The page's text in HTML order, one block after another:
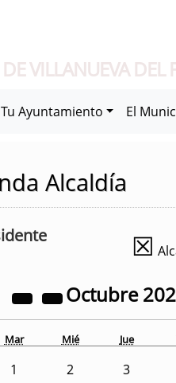
VILLANUEVA DEL
Tu Ayuntamiento El
Alcaldía
☒
Octubre
Mar Mié Jue
1 2 3